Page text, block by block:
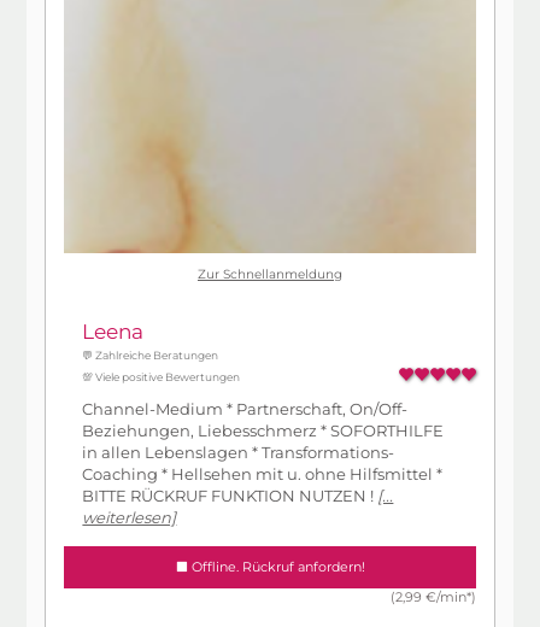
Zur Schnellanmeldung
Leena
💬 Zahlreiche Beratungen
💯 Viele positive Bewertungen
Channel-Medium * Partnerschaft, On/Off-
Beziehungen, Liebesschmerz * SOFORTHILFE
in allen Lebenslagen * Transformations-
Coaching * Hellsehen mit u. ohne Hilfsmittel *
BITTE RÜCKRUF FUNKTION NUTZEN ! [...
weiterlesen]
Offline. Rückruf anfordern!
(2,99 €/min*)